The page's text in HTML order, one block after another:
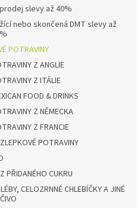
slevy až 40%
nebo skončená DMT slevy až
POTRAVINY
Z ANGLIE
Z ITÁLIE
FOOD & DRINKS
Z NĚMECKA
Z FRANCIE
POTRAVINY
PŘIDANÉHO CUKRU
CELOZRNNÉ CHLEBÍČKY A JINÉ